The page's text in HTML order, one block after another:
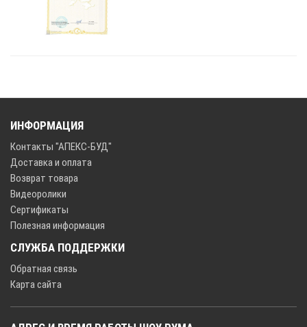
ИНФОРМАЦИЯ
Контакты "АПЕКС-БУД"
Доставка и оплата
Возврат товара
Видеоролики
Сертификаты
Полезная информация
СЛУЖБА ПОДДЕРЖКИ
Обратная связь
Карта сайта